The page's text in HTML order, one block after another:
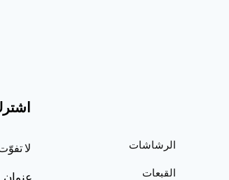
الرشاشات
القبعات
لا
عنوان